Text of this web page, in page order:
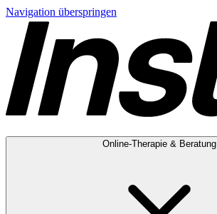
Navigation überspringen
Online-Therapie & Beratung